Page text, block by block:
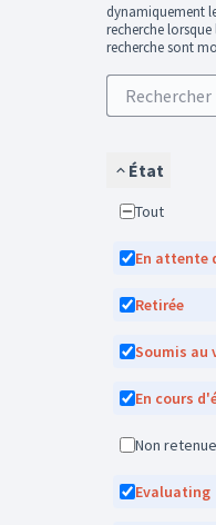
dynamiquement
recherche
recherche sont
État
Tout
En attente
Retirée
Soumis au
En cours
Non retenue
Evaluating